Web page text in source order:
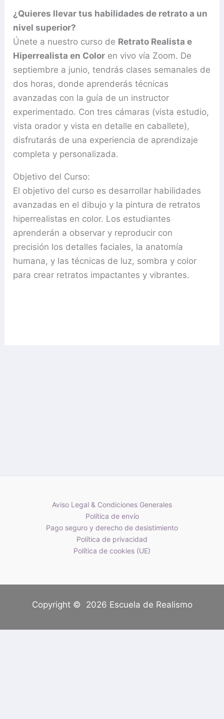
¿Quieres llevar tus habilidades de retrato a un
nivel superior?
Únete a nuestro curso de Retrato Realista e
Hiperrealista en Color en vivo vía Zoom. De
septiembre a junio, tendrás clases semanales de
dos horas, donde aprenderás técnicas
avanzadas con la guía de un instructor
experimentado. Con tres cámaras (vista estudio,
vista orador y vista en detalle en caballete),
disfrutarás de una experiencia de aprendizaje
completa y personalizada.
Objetivo del Curso:
El objetivo del curso es desarrollar habilidades
avanzadas en el dibujo y la pintura de retratos
hiperrealistas en color. Los estudiantes
aprenderán a observar y reproducir con
precisión los detalles faciales, la anatomía
humana, y las técnicas de luz, sombra y color
para crear retratos impactantes y vibrantes.
Aviso Legal & Condiciones Generales
Política de envío
Pago seguro y derecho de desistimiento
Política de privacidad
Política de cookies (UE)
Copyright © 2026 Escuela de Realismo